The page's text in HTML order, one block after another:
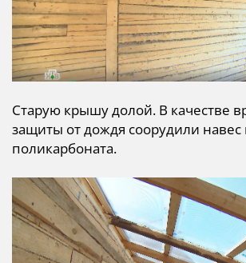
Старую крышу долой. В качестве
защиты от дождя соорудили навес
поликарбоната.